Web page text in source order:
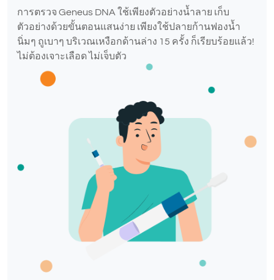
การตรวจ Geneus DNA ใช้เพียงตัวอย่างน้ำลาย เก็บ
ตัวอย่างด้วยขั้นตอนแสนง่าย เพียงใช้ปลายก้านฟองน้ำ
นิ่มๆ ถูเบาๆ บริเวณเหงือกด้านล่าง 15 ครั้ง ก็เรียบร้อยแล้ว!
ไม่ต้องเจาะเลือด ไม่เจ็บตัว